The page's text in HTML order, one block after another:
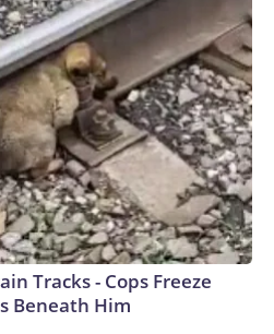
con creces el tonelaje
de superficie que los
Dar cabida a un aumento
de grandes buques de
suponer un reto para la
naval”, afirma la CBO.También
naval propensa a retrasos y
secretario de la Marina,
Congreso que el mejor
naval del Marina llevaba seis
de sobrecoste.“Todos nuestros
declaró.El informe de la CBO
constructores de buques de
Tracks - Cops Freeze
Beneath Him